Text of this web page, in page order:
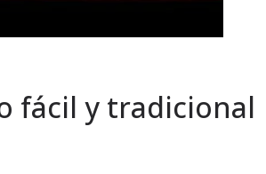
fácil y tradicional